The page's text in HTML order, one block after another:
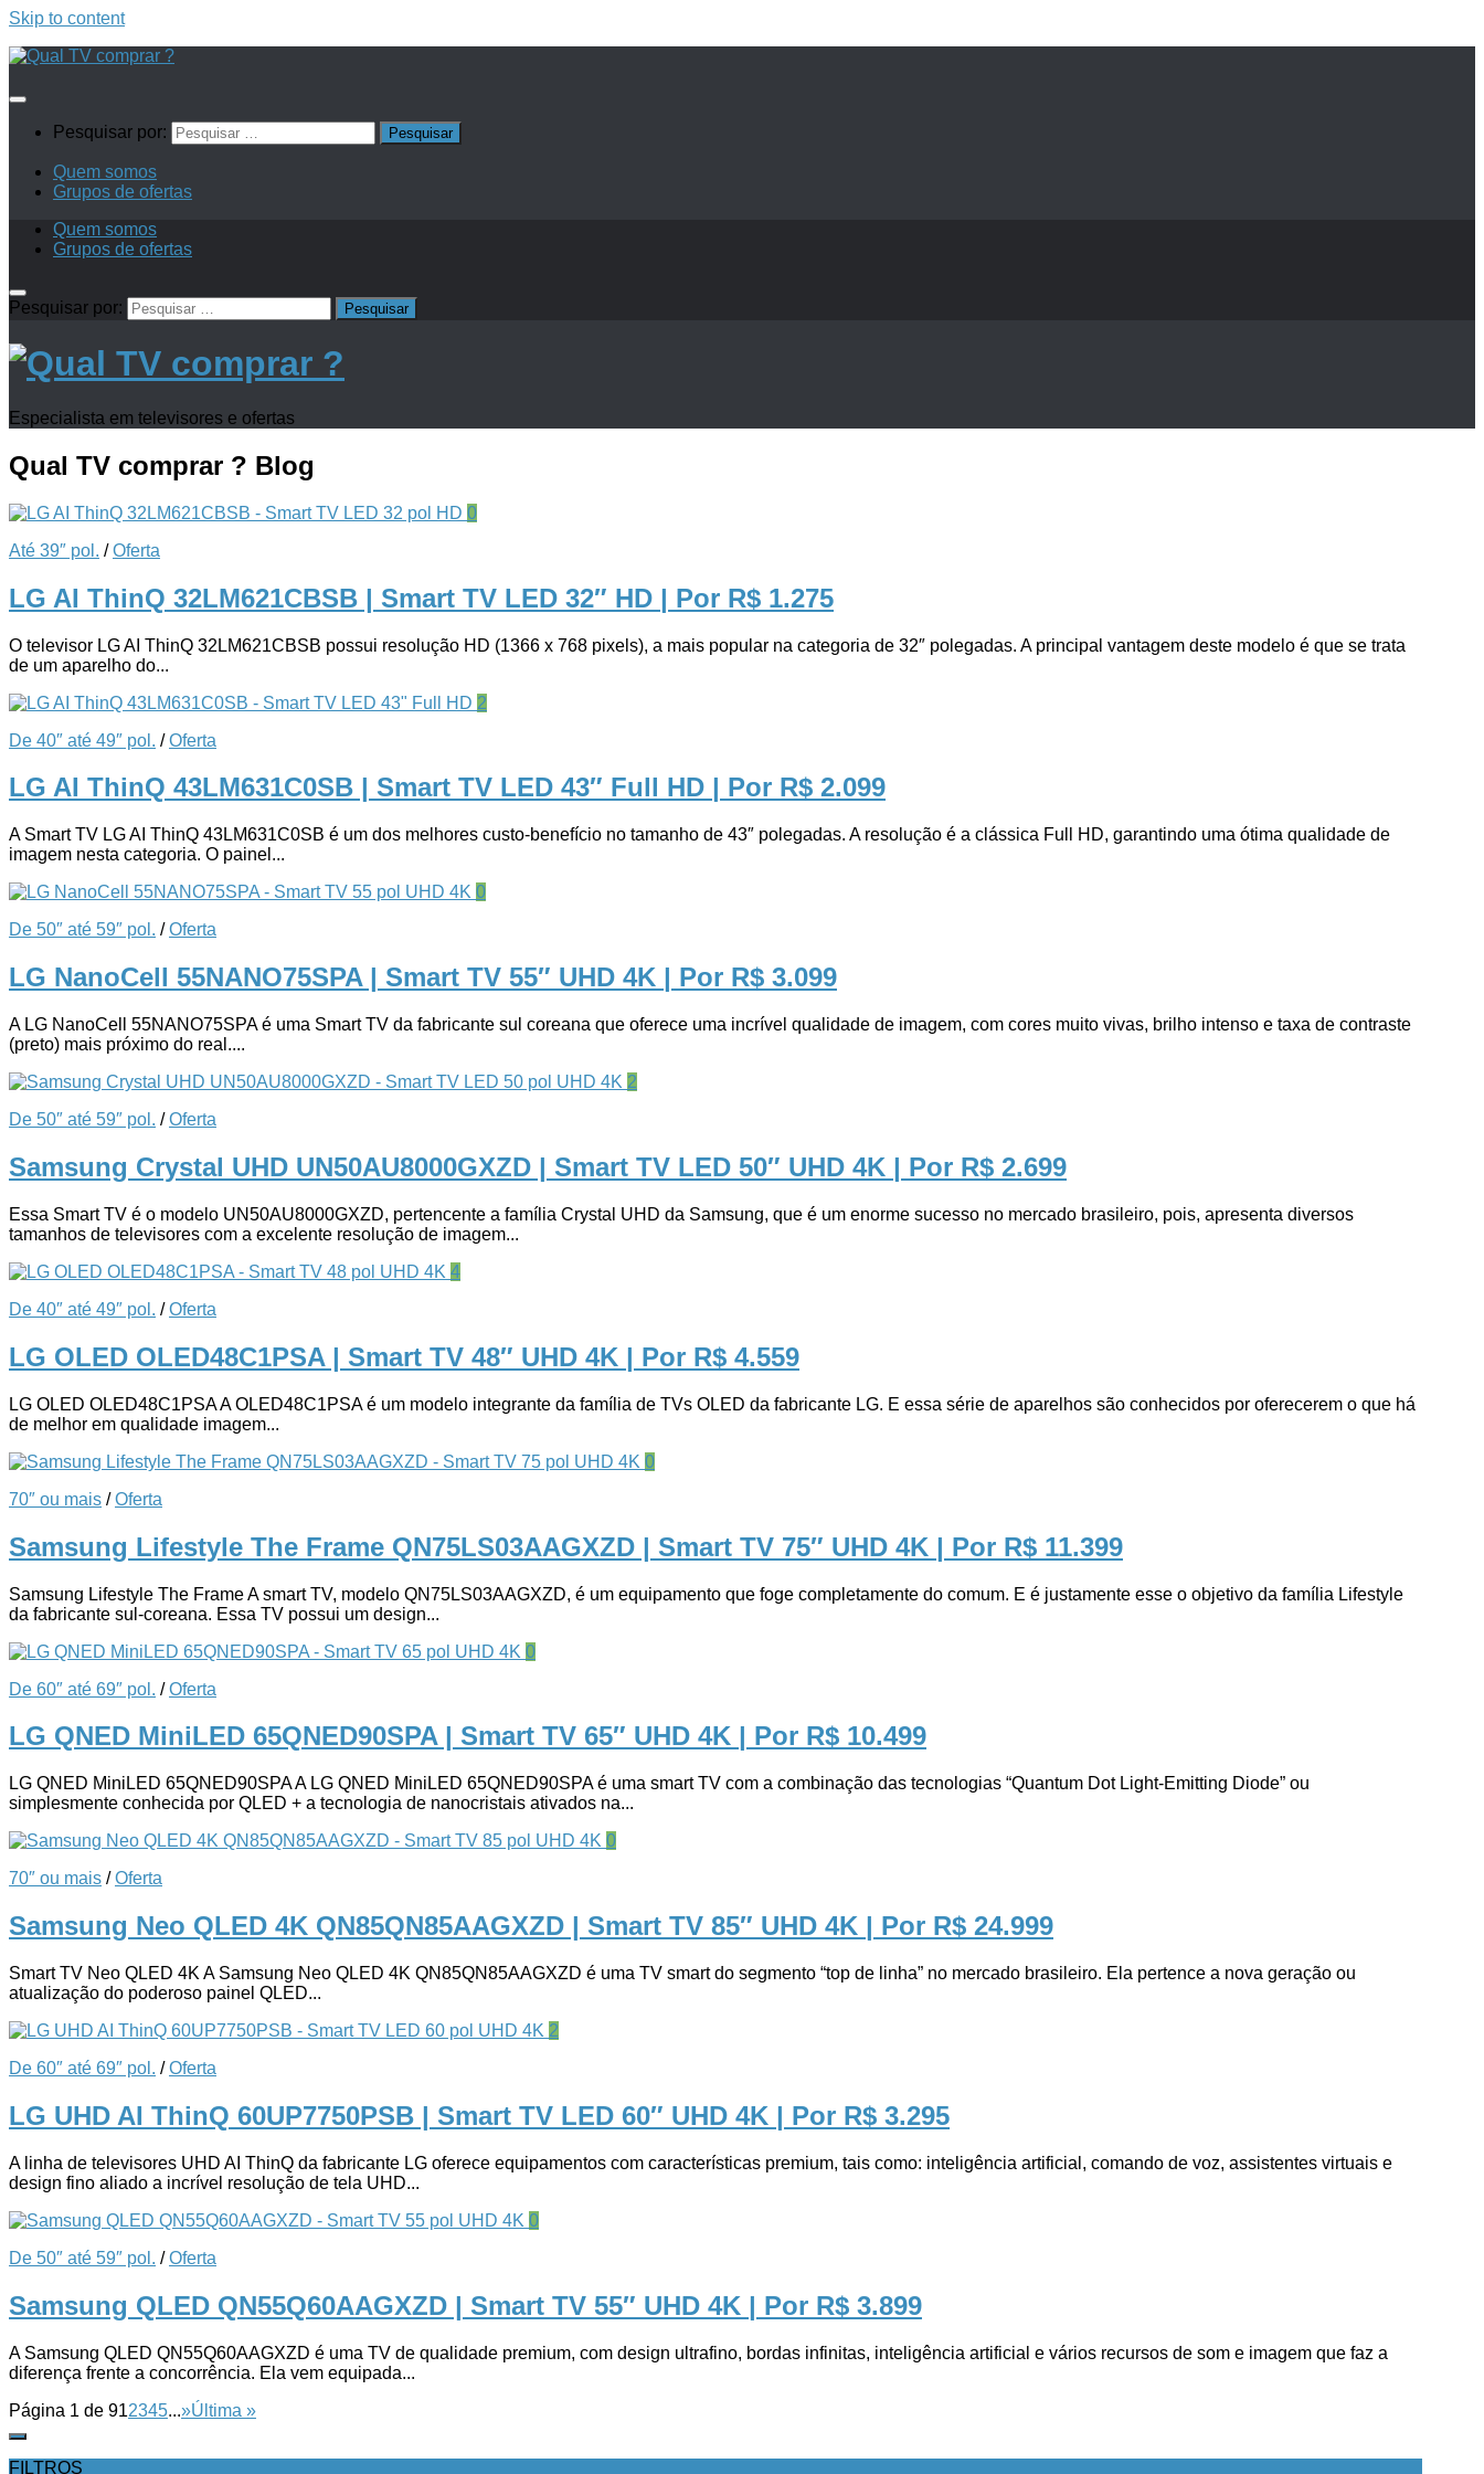
Skip to content
Pesquisar por:
Quem somos
Grupos de ofertas
Quem somos
Grupos de ofertas
Pesquisar por:
Especialista em televisores e ofertas
Qual TV comprar ? Blog
0
Até 39″ pol. /Oferta
LG AI ThinQ 32LM621CBSB | Smart TV LED 32″ HD | Por R$ 1.275
O televisor LG AI ThinQ 32LM621CBSB possui resolução HD (1366 x 768 pixels), a mais popular na categoria de 32″ polegadas. A principal vantagem deste modelo é que se trata
de um aparelho do...
2
De 40″ até 49″ pol. /Oferta
LG AI ThinQ 43LM631C0SB | Smart TV LED 43″ Full HD | Por R$ 2.099
A Smart TV LG AI ThinQ 43LM631C0SB é um dos melhores custo-benefício no tamanho de 43″ polegadas. A resolução é a clássica Full HD, garantindo uma ótima qualidade de
imagem nesta categoria. O painel...
0
De 50″ até 59″ pol. /Oferta
LG NanoCell 55NANO75SPA | Smart TV 55″ UHD 4K | Por R$ 3.099
A LG NanoCell 55NANO75SPA é uma Smart TV da fabricante sul coreana que oferece uma incrível qualidade de imagem, com cores muito vivas, brilho intenso e taxa de contraste
(preto) mais próximo do real....
2
De 50″ até 59″ pol. /Oferta
Samsung Crystal UHD UN50AU8000GXZD | Smart TV LED 50″ UHD 4K | Por R$ 2.699
Essa Smart TV é o modelo UN50AU8000GXZD, pertencente a família Crystal UHD da Samsung, que é um enorme sucesso no mercado brasileiro, pois, apresenta diversos
tamanhos de televisores com a excelente resolução de imagem...
4
De 40″ até 49″ pol. /Oferta
LG OLED OLED48C1PSA | Smart TV 48″ UHD 4K | Por R$ 4.559
LG OLED OLED48C1PSA A OLED48C1PSA é um modelo integrante da família de TVs OLED da fabricante LG. E essa série de aparelhos são conhecidos por oferecerem o que há
de melhor em qualidade imagem...
0
70″ ou mais /Oferta
Samsung Lifestyle The Frame QN75LS03AAGXZD | Smart TV 75″ UHD 4K | Por R$ 11.399
Samsung Lifestyle The Frame A smart TV, modelo QN75LS03AAGXZD, é um equipamento que foge completamente do comum. E é justamente esse o objetivo da família Lifestyle
da fabricante sul-coreana. Essa TV possui um design...
0
De 60″ até 69″ pol. /Oferta
LG QNED MiniLED 65QNED90SPA | Smart TV 65″ UHD 4K | Por R$ 10.499
LG QNED MiniLED 65QNED90SPA A LG QNED MiniLED 65QNED90SPA é uma smart TV com a combinação das tecnologias “Quantum Dot Light-Emitting Diode” ou
simplesmente conhecida por QLED + a tecnologia de nanocristais ativados na...
0
70″ ou mais /Oferta
Samsung Neo QLED 4K QN85QN85AAGXZD | Smart TV 85″ UHD 4K | Por R$ 24.999
Smart TV Neo QLED 4K A Samsung Neo QLED 4K QN85QN85AAGXZD é uma TV smart do segmento “top de linha” no mercado brasileiro. Ela pertence a nova geração ou
atualização do poderoso painel QLED...
2
De 60″ até 69″ pol. /Oferta
LG UHD AI ThinQ 60UP7750PSB | Smart TV LED 60″ UHD 4K | Por R$ 3.295
A linha de televisores UHD AI ThinQ da fabricante LG oferece equipamentos com características premium, tais como: inteligência artificial, comando de voz, assistentes virtuais e
design fino aliado a incrível resolução de tela UHD...
0
De 50″ até 59″ pol. /Oferta
Samsung QLED QN55Q60AAGXZD | Smart TV 55″ UHD 4K | Por R$ 3.899
A Samsung QLED QN55Q60AAGXZD é uma TV de qualidade premium, com design ultrafino, bordas infinitas, inteligência artificial e vários recursos de som e imagem que faz a
diferença frente a concorrência. Ela vem equipada...
Página 1 de 912345...»Última »
FILTROS